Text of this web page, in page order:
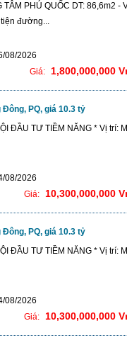
PHÚ QUỐC DT: 86,6m2 -
đường...
08/2026
Giá:
1,800,000,000
Đông, PQ, giá 10.3 tỷ
ĐẦU TƯ TIỀM NĂNG * Vị trí:
08/2026
Giá:
10,300,000,000
Đông, PQ, giá 10.3 tỷ
ĐẦU TƯ TIỀM NĂNG * Vị trí:
08/2026
Giá:
10,300,000,000